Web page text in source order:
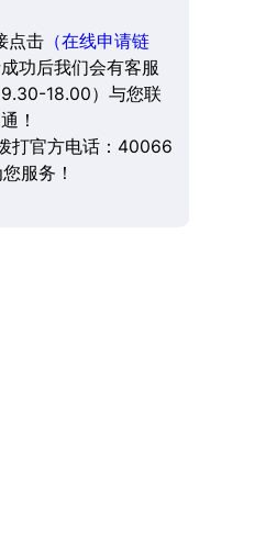
点击（在线申请链
功后我们会有客服
18.00）与您联
！
打官方电话：40066
服务！